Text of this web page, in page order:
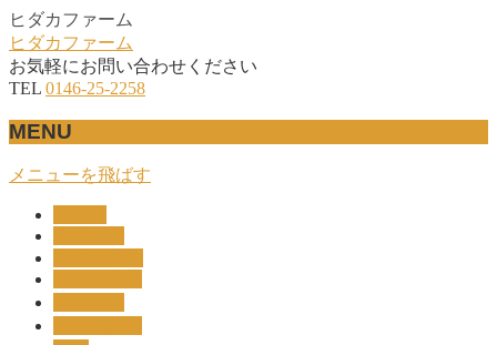
ヒダカファーム
ヒダカファーム
お気軽にお問い合わせください
TEL 0146-25-2258
MENU
メニューを飛ばす